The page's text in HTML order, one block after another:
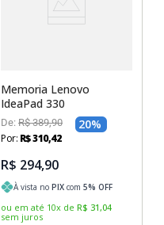
Memoria Lenovo
IdeaPad 330
De: R$ 389,90 20%
Por: R$310,42
R$ 294,90
À vista no PIX com 5% OFF
ou em até 10x de R$ 31 ,04
sem juros